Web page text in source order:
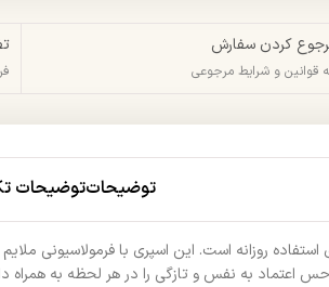
کردن سفارش
قوانین و شرایط مرجوعی
توضیحاتتوضیحات
استفاده روزانه است. این اسپری با
اعتماد‌ به‌ نفس و تازگی را در هر لحظه به